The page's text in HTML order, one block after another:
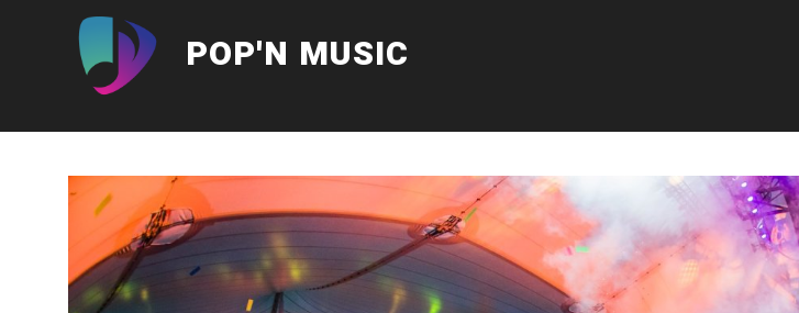
POP'N MUSIC